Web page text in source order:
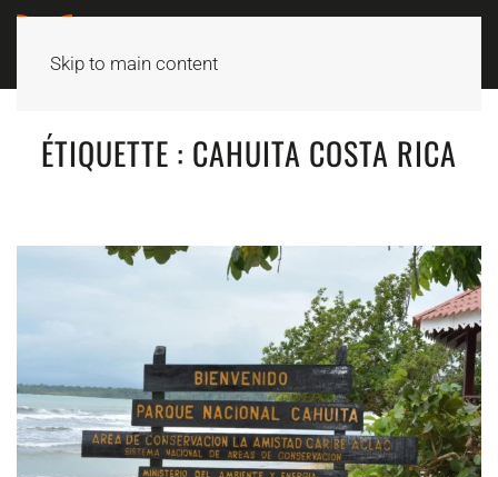
Skip to main content
ÉTIQUETTE : CAHUITA COSTA RICA